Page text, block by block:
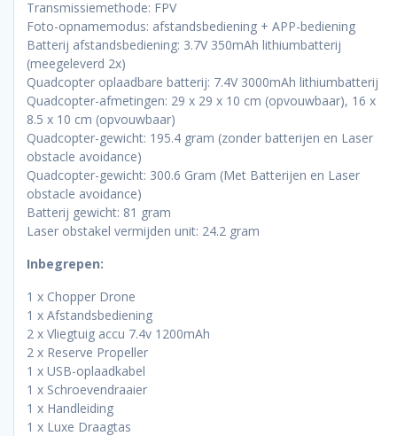
Transmissiemethode: FPV
Foto-opnamemodus: afstandsbediening + APP-bediening
Batterij afstandsbediening: 3.7V 350mAh lithiumbatterij
(meegeleverd 2x)
Quadcopter oplaadbare batterij: 7.4V 3000mAh lithiumbatterij
Quadcopter-afmetingen: 29 x 29 x 10 cm (opvouwbaar), 16 x
8.5 x 10 cm (opvouwbaar)
Quadcopter-gewicht: 195.4 gram (zonder batterijen en Laser
obstacle avoidance)
Quadcopter-gewicht: 300.6 Gram (Met Batterijen en Laser
obstacle avoidance)
Batterij gewicht: 81 gram
Laser obstakel vermijden unit: 24.2 gram
Inbegrepen:
1 x Chopper Drone
1 x Afstandsbediening
2 x Vliegtuig accu 7.4v 1200mAh
2 x Reserve Propeller
1 x USB-oplaadkabel
1 x Schroevendraaier
1 x Handleiding
1 x Luxe Draagtas